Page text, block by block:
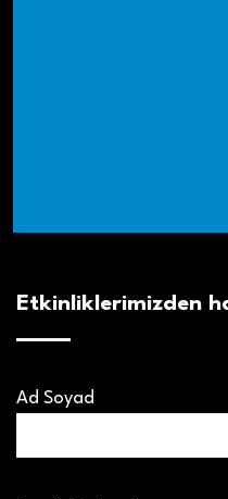
Etkinliklerimizden
Ad Soyad